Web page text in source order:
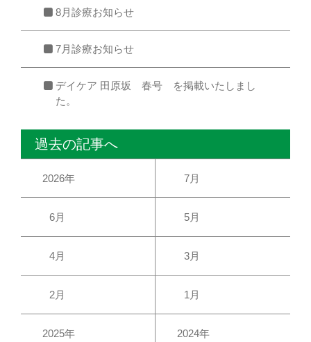
8月診療お知らせ
7月診療お知らせ
デイケア 田原坂 春号 を掲載いたしまし
た。
過去の記事へ
2026年 7月
6月 5月
4月 3月
2月 1月
2025年 2024年